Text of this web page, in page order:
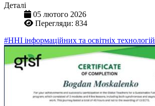
Деталі
05 лютого 2026
Перегляди: 834
#ННІ інформаційних та освітніх технологій